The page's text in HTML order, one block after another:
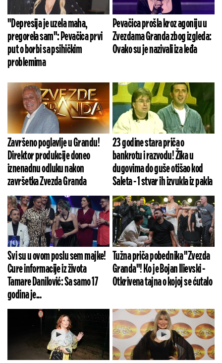
"Depresija je uzela maha,
pregorela sam": Pevačica prvi
put o borbi sa psihičkim
problemima
Pevačica prošla kroz agoniju u
Zvezdama Granda zbog izgleda:
Ovako su je nazivali iza leđa
Završeno poglavlje u Grandu!
Direktor produkcije doneo
iznenadnu odluku nakon
završetka Zvezda Granda
23 godine stara priča o
bankrotu i razvodu! Žika u
dugovima do guše otišao kod
Saleta - 1 stvar ih izvukla iz pakla
Svi su u ovom poslu sem majke!
Cure informacije iz života
Tamare Danilović: Sa samo 17
godina je...
Tužna priča pobednika "Zvezda
Granda"! Ko je Bojan Ilievski -
Otkrivena tajna o kojoj se ćutalo